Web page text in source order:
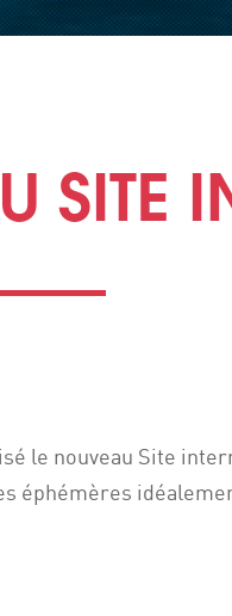
SITE
le nouveau Site
éphémères